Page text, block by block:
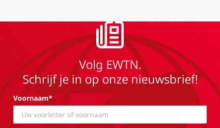
Volg EWTN.
Schrijf je in op onze nieuwsbrief!
Voornaam*